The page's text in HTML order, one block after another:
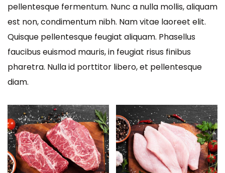
pellentesque fermentum. Nunc a nulla mollis, aliquam
est non, condimentum nibh. Nam vitae laoreet elit.
Quisque pellentesque feugiat aliquam. Phasellus
faucibus euismod mauris, in feugiat risus finibus
pharetra. Nulla id porttitor libero, et pellentesque
diam.